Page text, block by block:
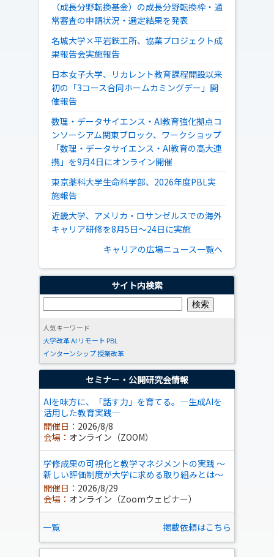
（成長分野転換基金）の成長分野転換枠・通
常審査の申請状況・選定結果を発表
名城大学×平岩鉄工所、協業プロジェクト成
果報告会実施報告
日本女子大学、リカレント教育課程開設以来
初の「3コース合同ホームカミングデー」開
催報告
数理・データサイエンス・AI教育強化拠点コ
ンソーシアム関東ブロック、ワークショップ
「数理・データサイエンス・AI教育の高大連
携」を9月4日にオンライン開催
東京薬科大学生命科学部、2026年度PBL実
施報告
近畿大学、アメリカ・ロサンゼルスでの海外
キャリア研修を8月5日～24日に実施
キャリアの広場ニュース一覧へ
サイト内検索
人気キーワード
大学改革AI リモート PBL
インターンシップ授業改革
セミナー・公開研究会情報
AIを味方に、「話す力」を育てる。―生成AIを
活用した教育実践―
開催日： 2026/8/8
会場： オンライン（ZOOM）
学修成果の可視化と教学マネジメントの実践 ～
新しい評価制度が大学に求める取り組みとは～
開催日： 2026/8/29
会場： オンライン（Zoomウェビナー）
一覧 掲載依頼はこちら